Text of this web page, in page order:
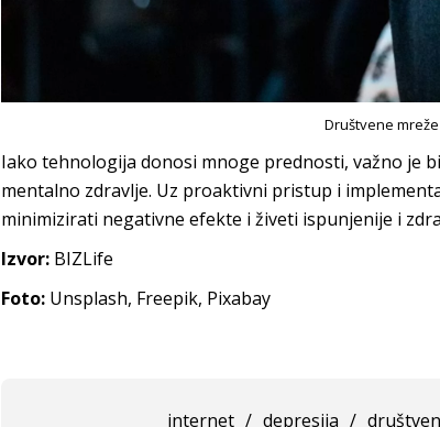
Društvene
Iako tehnologija donosi mnoge prednosti, važno je
mentalno zdravlje. Uz proaktivni pristup i
minimizirati negativne efekte i živeti ispunjenije i
Izvor: BIZLife
Foto: Unsplash, Freepik, Pixabay
internet / depresija /